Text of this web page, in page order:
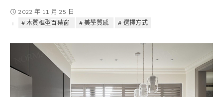
2022 年 11 月 25 日
木質框型百葉窗
美學質感 選擇方式